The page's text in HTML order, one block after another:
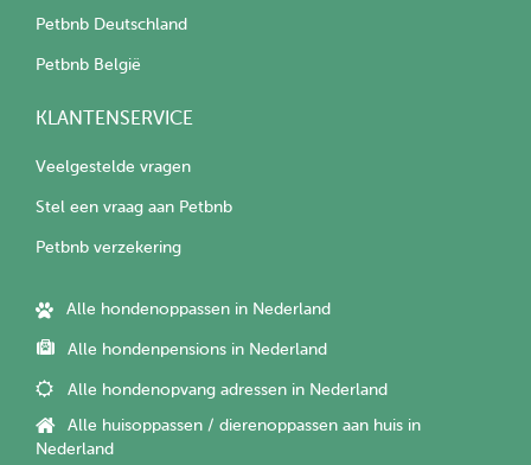
Petbnb Deutschland
Petbnb België
KLANTENSERVICE
Veelgestelde vragen
Stel een vraag aan Petbnb
Petbnb verzekering
Alle hondenoppassen in Nederland
Alle hondenpensions in Nederland
Alle hondenopvang adressen in Nederland
Alle huisoppassen / dierenoppassen aan huis in
Nederland